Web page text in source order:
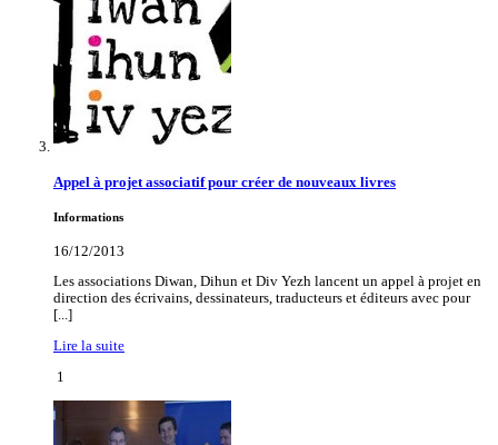
Appel à projet associatif pour créer de nouveaux livres
Informations
16/12/2013
Les associations Diwan, Dihun et Div Yezh lancent un appel à projet en
direction des écrivains, dessinateurs, traducteurs et éditeurs avec pour
[...]
Lire la suite
1